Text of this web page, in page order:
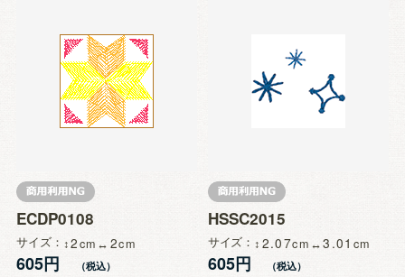
ECDP0108
サイズ 2 2
605円
HSSC2015
サイズ 2.07 3.01
605円